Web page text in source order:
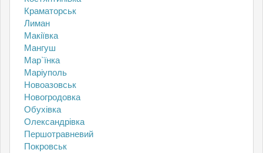
Краматорськ
Лиман
Макіївка
Мангуш
Мар`їнка
Маріуполь
Новоазовськ
Новогродовка
Обухівка
Олександрівка
Першотравневий
Покровськ